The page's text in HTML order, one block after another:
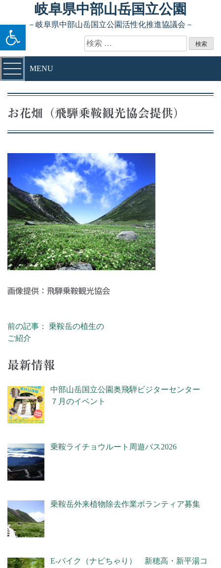
ツールバーを開く
Skip to content岐阜県中部山岳国立公園
－岐阜県中部山岳国立公園活性化推進協議会－
検索:
MENU
お花畑（飛騨乗鞍観光協会提供）
画像提供：飛騨乗鞍観光協会
投稿ナビゲーション
前の記事： 乗鞍岳の植生の
ご紹介
最新情報
中部山岳国立公園奥飛騨ビジターセンター
７月のイベント
乗鞍ライチョウルート周遊バス2026
乗鞍岳外来植物除去作業ボランティア募集
E-バイク（ナビちゃり） 新穂高・新平湯コ